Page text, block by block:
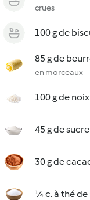
crues
100 g de
85 g de
en morceaux
100 g de
45 g de sucre
30 g de
¼ c. à thé de